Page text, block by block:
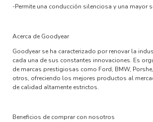
-Permite una conducción silenciosa y una mayor
Acerca de Goodyear
Goodyear se ha caracterizado por renovar la
cada una de sus constantes innovaciones. Es
de marcas prestigiosas como Ford, BMW,
otros, ofreciendo los mejores productos al
de calidad altamente estrictos.
Beneficios de comprar con nosotros